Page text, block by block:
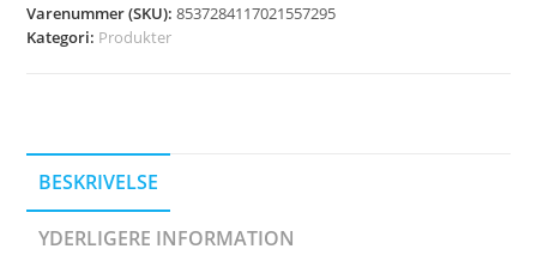
Varenummer (SKU):8537284117021557295
Kategori: Produkter
BESKRIVELSE
YDERLIGERE INFORMATION